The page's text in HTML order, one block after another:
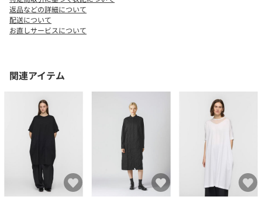
返品などの詳細について
配送について
お直しサービスについて
関連アイテム